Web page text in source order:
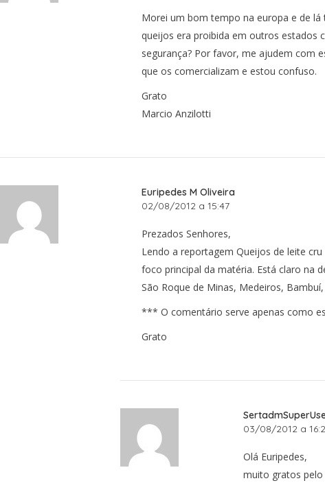
Morei um bom tempo na europa e de
queijos era proibida em outros estados
segurança? Por favor, me ajudem com
que os comercializam e estou confuso.
Grato
Marcio Anzilotti
Euripedes M Oliveira
02/08/2012 a 15:47
Prezados Senhores,
Lendo a reportagem Queijos de leite
foco principal da matéria. Está claro na
São Roque de Minas, Medeiros,
*** O comentário serve apenas como
Grato
03/08/2012 a
Olá Euripedes,
muito gratos